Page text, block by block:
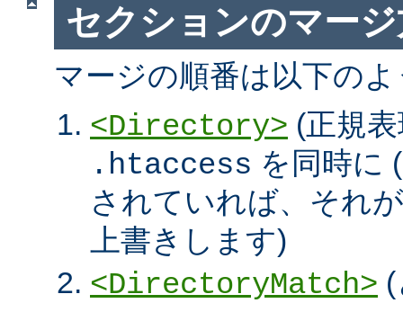
セクションのマー
マージの順番は以下の
<Directory> (正規
.htaccess を同時に (
されていれば、それ
上書きします)
<DirectoryMatch>